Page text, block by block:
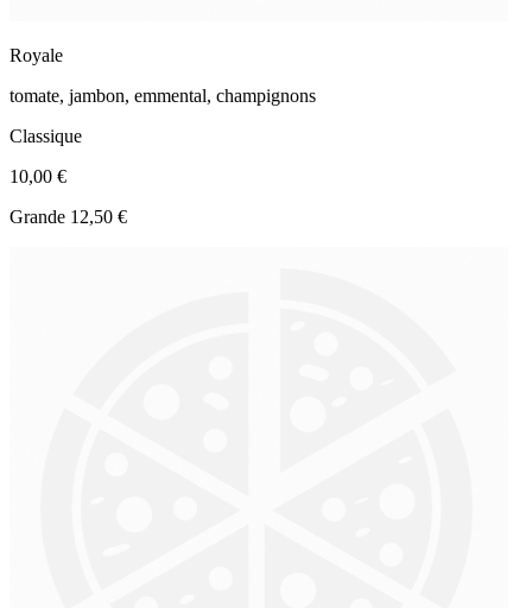
Royale
tomate, jambon, emmental, champignons
Classique
10,00 €
Grande 12,50 €